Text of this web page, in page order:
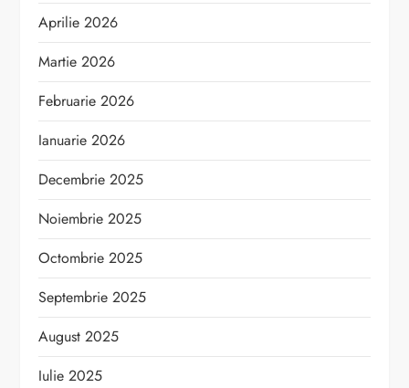
Aprilie 2026
Martie 2026
Februarie 2026
Ianuarie 2026
Decembrie 2025
Noiembrie 2025
Octombrie 2025
Septembrie 2025
August 2025
Iulie 2025